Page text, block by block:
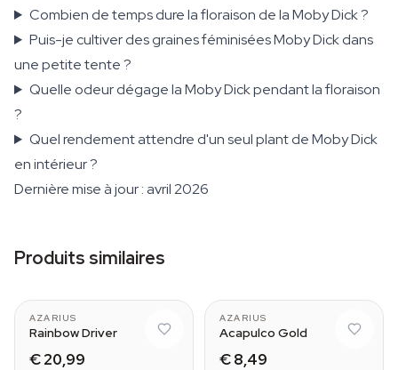
Combien de temps dure la floraison de la Moby Dick ?
Puis-je cultiver des graines féminisées Moby Dick dans
une petite tente ?
Quelle odeur dégage la Moby Dick pendant la floraison
?
Quel rendement attendre d'un seul plant de Moby Dick
en intérieur ?
Dernière mise à jour : avril 2026
Produits similaires
AZARIUS
Rainbow Driver
€ 20,99
AZARIUS
Acapulco Gold
€ 8,49